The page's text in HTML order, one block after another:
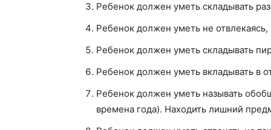
Ребенок должен уметь складывать
Ребенок должен уметь не
Ребенок должен уметь складывать
Ребенок должен уметь вкладывать в
Ребенок должен уметь называть
времена года). Находить лишний